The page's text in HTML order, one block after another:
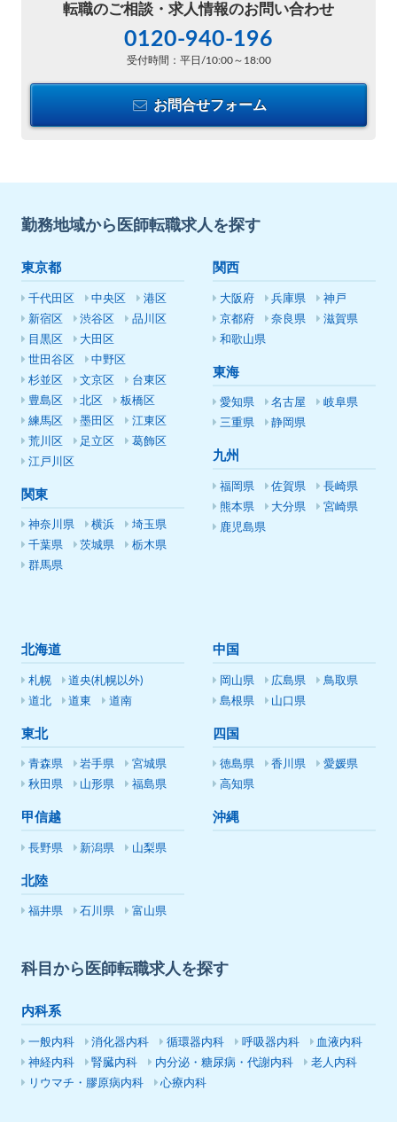
転職のご相談・ 求人情報のお問い合わせ
0120-940-196
受付時間：平日/10:00～18:00
お問合せフォーム
勤務地域から医師転職求人を探す
東京都
千代田区 中央区
港区
新宿区
渋谷区
品川区
目黒区
大田区
世田谷区
中野区
杉並区
文京区
台東区
豊島区
北区
板橋区
練馬区
墨田区
江東区
荒川区
足立区
葛飾区
江戸川区
関東
神奈川県 横浜
埼玉県
千葉県
茨城県
栃木県
群馬県
関西
大阪府 兵庫県
神戸
京都府
奈良県
滋賀県
和歌山県
東海
愛知県 名古屋
岐阜県
三重県
静岡県
九州
福岡県 佐賀県
長崎県
熊本県
大分県
宮崎県
鹿児島県
北海道
札幌
道央(札幌以外)
道北
道東 道南
東北
青森県 岩手県
宮城県
秋田県
山形県 福島県
甲信越
長野県 新潟県 山梨県
北陸
福井県 石川県 富山県
中国
岡山県 広島県
鳥取県
島根県
山口県
四国
徳島県 香川県
愛媛県
高知県
沖縄
科目から医師転職求人を探す
内科系
一般内科 消化器内科 循環器内科 呼吸器内科
血液内科
神経内科
腎臓内科 内分泌・糖尿病・代謝内科
老人内科
リウマチ・膠原病内科
心療内科